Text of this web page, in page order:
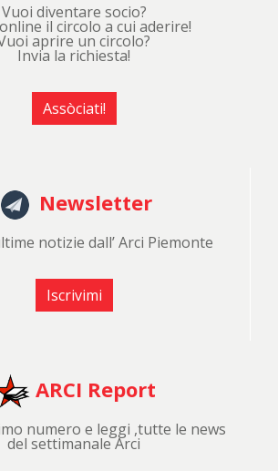
Vuoi diventare socio?
il circolo a cui aderire!
aprire un circolo?
Invia la richiesta!
Assòciati!
Newsletter
notizie dall’ Arci Piemonte
Iscrivimi
ARCI Report
numero e leggi ,tutte le news
del settimanale Arci